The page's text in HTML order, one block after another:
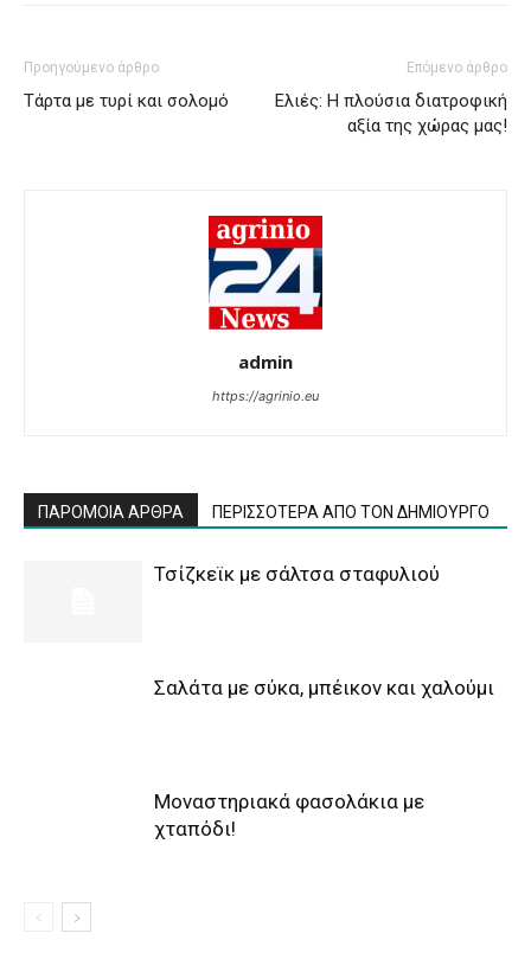
Προηγούμενο άρθρο
Τάρτα με τυρί και σολομό
Επόμενο άρθρο
Ελιές: Η πλούσια διατροφική
αξία της χώρας μας!
admin
https://agrinio.eu
ΠΑΡΟΜΟΙΑ ΑΡΘΡΑ ΠΕΡΙΣΣΟΤΕΡΑ ΑΠΟ ΤΟΝ ΔΗΜΙΟΥΡΓΟ
Τσίζκεϊκ με σάλτσα σταφυλιού
Σαλάτα με σύκα, μπέικον και χαλούμι
Μοναστηριακά φασολάκια με
χταπόδι!